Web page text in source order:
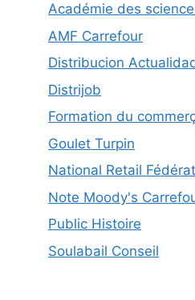
Académie des
AMF Carrefour
Distribucion
Distrijob
Formation du
Goulet Turpin
National Retail
Note Moody's
Public Histoire
Soulabail Conseil